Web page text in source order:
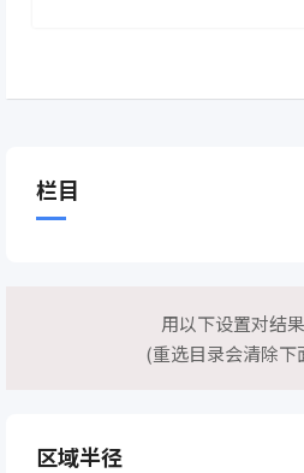
栏目
用以下设置对结
(重选目录会清除下
区域半径